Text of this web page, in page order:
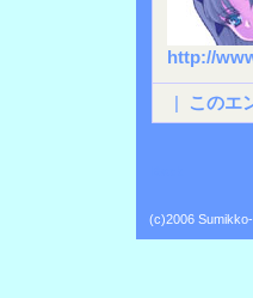
http://
| このエ
(c)2006